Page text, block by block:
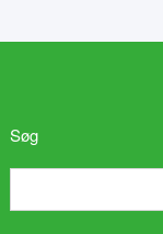
Søg